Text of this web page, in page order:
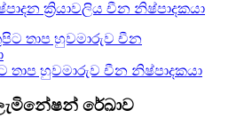
ක්‍රියාවලිය චීන නිෂ්පාදකයා
තාප හුවමාරුව චීන නිෂ්පාදකයා
රේඛාව